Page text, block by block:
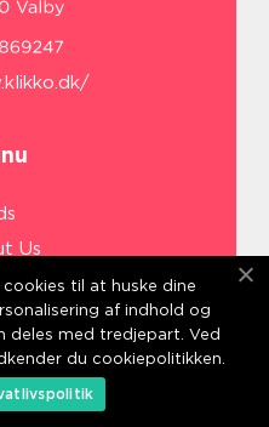
Us
til at huske dine
af indhold og
deles med tredjepart. Ved
du cookiepolitikken.